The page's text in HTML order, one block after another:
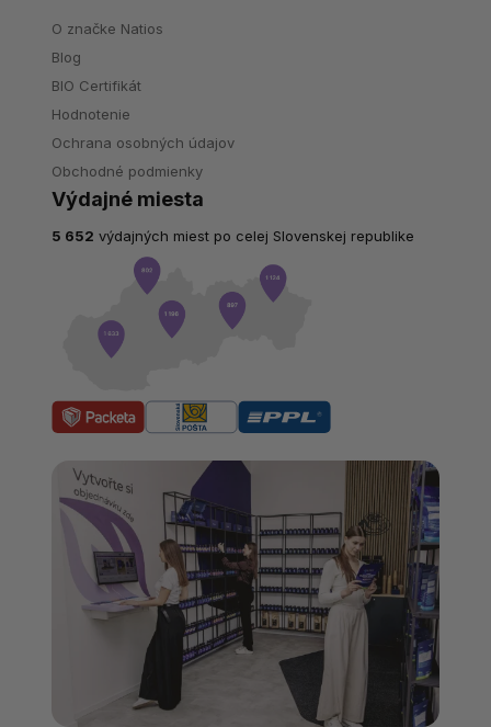
O značke Natios
Blog
BIO Certifikát
Hodnotenie
Ochrana osobných údajov
Obchodné podmienky
Výdajné miesta
5 652 výdajných miest po celej Slovenskej republike